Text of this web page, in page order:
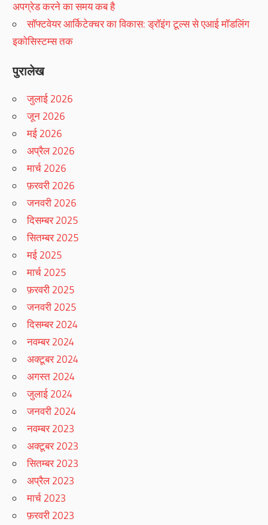
अपग्रेड करने का समय कब है
सॉफ्टवेयर आर्किटेक्चर का विकास: ड्रॉइंग टूल्स से एआई मॉडलिंग
इकोसिस्टम्स तक
पुरालेख
जुलाई 2026
जून 2026
मई 2026
अप्रैल 2026
मार्च 2026
फ़रवरी 2026
जनवरी 2026
दिसम्बर 2025
सितम्बर 2025
मई 2025
मार्च 2025
फ़रवरी 2025
जनवरी 2025
दिसम्बर 2024
नवम्बर 2024
अक्टूबर 2024
अगस्त 2024
जुलाई 2024
जनवरी 2024
नवम्बर 2023
अक्टूबर 2023
सितम्बर 2023
अप्रैल 2023
मार्च 2023
फ़रवरी 2023